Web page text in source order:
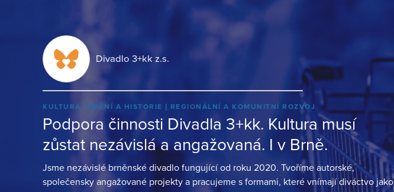
Divadlo 3+kk z.s.
KULTURA, UMĚNÍ A HISTORIE REGIONÁLNÍ A KOMUNITNÍ ROZVOJ
Podpora činnosti Divadla 3+kk. Kultura musí
zůstat nezávislá a angažovaná. I v Brně.
Jsme nezávislé brněnské divadlo fungující od roku 2020. Tvoříme autorské,
společensky angažované projekty a pracujeme s formami, které vnímají diváctvo jako